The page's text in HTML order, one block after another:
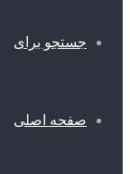
جستجو برای
صفحه اصلی